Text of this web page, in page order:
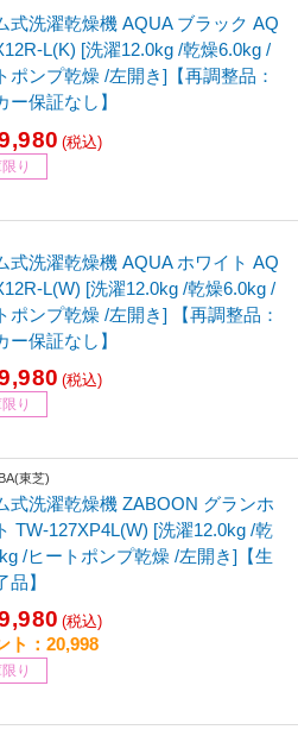
式洗濯乾燥機 AQUA ブラック AQ
L(K) [洗濯12.0kg /乾燥6.0kg /
ポンプ乾燥 /左開き]【再調整品：
ー保証なし】
(税込)
り
式洗濯乾燥機 AQUA ホワイト AQ
L(W) [洗濯12.0kg /乾燥6.0kg /
ポンプ乾燥 /左開き] 【再調整品：
ー保証なし】
(税込)
り
東芝)
式洗濯乾燥機 ZABOON グランホ
TW-127XP4L(W) [洗濯12.0kg /乾
/ヒートポンプ乾燥 /左開き]【生
品】
(税込)
ト：20,998
り